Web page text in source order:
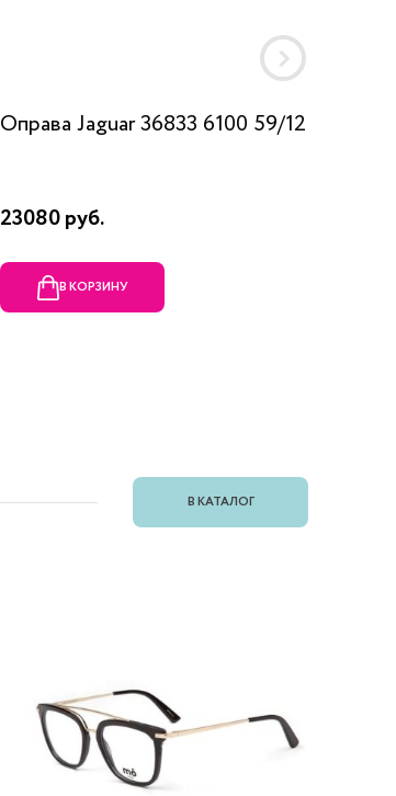
Оправа Jaguar 36833 6100 59/12
23080 руб.
В КОРЗИНУ
В КАТАЛОГ